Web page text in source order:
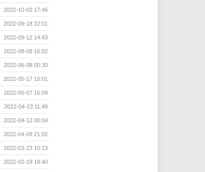
2022-10-02 17:46
2022-09-18 22:01
2022-09-12 14:43
2022-08-09 16:02
2022-06-08 00:30
2022-05-17 15:01
2022-05-07 16:09
2022-04-23 11:49
2022-04-12 00:04
2022-04-09 21:02
2022-03-23 10:13
2022-02-19 18:40